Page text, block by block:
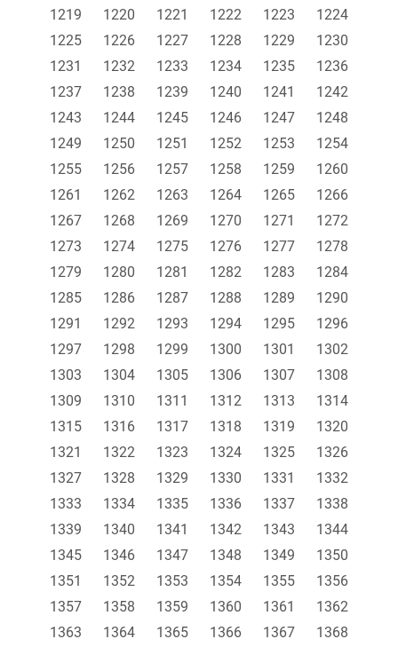
1219
1220 1221 1222 1223
1224
1225
1226 1227 1228 1229
1230
1231
1232 1233 1234 1235
1236
1237
1238 1239 1240 1241
1242
1243
1244 1245 1246 1247
1248
1249
1250 1251 1252 1253
1254
1255
1256 1257 1258 1259
1260
1261
1262 1263 1264 1265
1266
1267
1268 1269 1270 1271
1272
1273
1274 1275 1276 1277
1278
1279
1280 1281 1282 1283
1284
1285
1286 1287 1288 1289
1290
1291
1292 1293 1294 1295
1296
1297
1298 1299 1300 1301
1302
1303
1304 1305 1306 1307
1308
1309
1310 1311 1312 1313
1314
1315
1316 1317 1318 1319
1320
1321
1322 1323 1324 1325
1326
1327
1328 1329 1330 1331
1332
1333
1334 1335 1336 1337
1338
1339
1340 1341 1342 1343
1344
1345
1346 1347 1348 1349
1350
1351
1352 1353 1354 1355
1356
1357
1358 1359 1360 1361
1362
1363
1364 1365 1366 1367
1368